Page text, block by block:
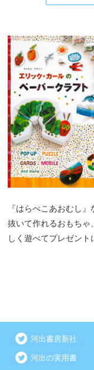
『はらぺこあおむし
抜いて作れるおもちゃ
しく遊べてプレゼント
河出書房新社
河出の実用書